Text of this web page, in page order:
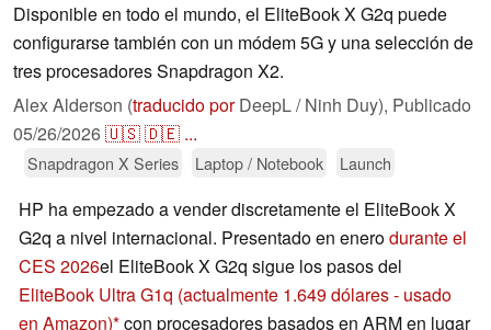
Disponible en todo el mundo, el EliteBook X G2q puede
configurarse también con un módem 5G y una selección de
tres procesadores Snapdragon X2.
Alex Alderson (traducido porDeepL / Ninh Duy), Publicado
05/26/2026🇺🇸🇩🇪 ...
Snapdragon X Series Laptop / Notebook Launch
HP ha empezado a vender discretamente el EliteBook X
G2q a nivel internacional. Presentado en enerodurante el
CES 2026el EliteBook X G2q sigue los pasos del
EliteBook Ultra G1q (actualmente 1.649 dólares - usado
en Amazon) con procesadores basados en ARM en lugar